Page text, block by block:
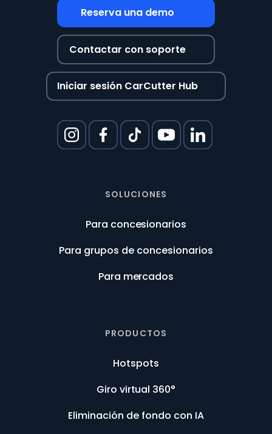
SOLUCIONES
Para concesionarios
Para grupos de concesionarios
Para mercados
PRODUCTOS
Hotspots
Giro virtual 360°
Eliminación de fondo con IA
Reserva una demo
Contactar con soporte
Iniciar sesión CarCutter Hub